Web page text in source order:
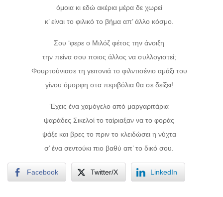
όμοια κι εδώ ακέρια μέρα δε χωρεί
κ’ είναι το φιλικό το βήμα απ’ άλλο κόσμο.
Σου ‘φερε ο Μιλόζ φέτος την άνοιξη
την πείνα σου ποιος άλλος να συλλογιστεί;
Φουρτούνιασε τη γειτονιά το φιλντισένιο αμάξι του
γίνου όμορφη στα περιβόλια θα σε δείξει!
Έχεις ένα χαμόγελο από μαργαριτάρια
ψαράδες Σικελοί το ταίριαξαν να το φοράς
ψάξε και βρες το πριν το κλειδώσει η νύχτα
σ’ ένα σεντούκι πιο βαθύ απ’ το δικό σου.
Facebook Twitter/X LinkedIn